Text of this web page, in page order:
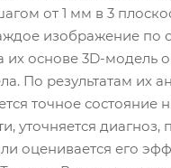
от 1 мм в 3
изображение по
их основе 3D-модель
По результатам их
точное состояние
уточняется диагноз,
оценивается его